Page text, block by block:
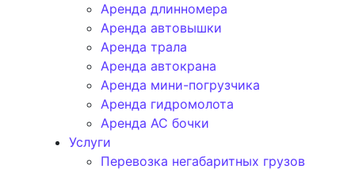
Аренда длинномера
Аренда автовышки
Аренда трала
Аренда автокрана
Аренда мини-погрузчика
Аренда гидромолота
Аренда АС бочки
Услуги
Перевозка негабаритных грузов